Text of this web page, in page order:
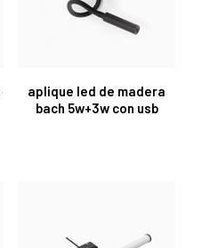
aplique led de madera
bach 5w+3w con usb